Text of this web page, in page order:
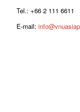
Tel.: +66 2 111 6611
E-mail: